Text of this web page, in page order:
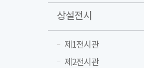
상설전시
제1전시관
제2전시관